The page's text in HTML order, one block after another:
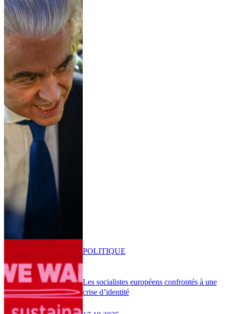
Les socialistes européens confrontés à une
crise d’identité
POLITIQUE